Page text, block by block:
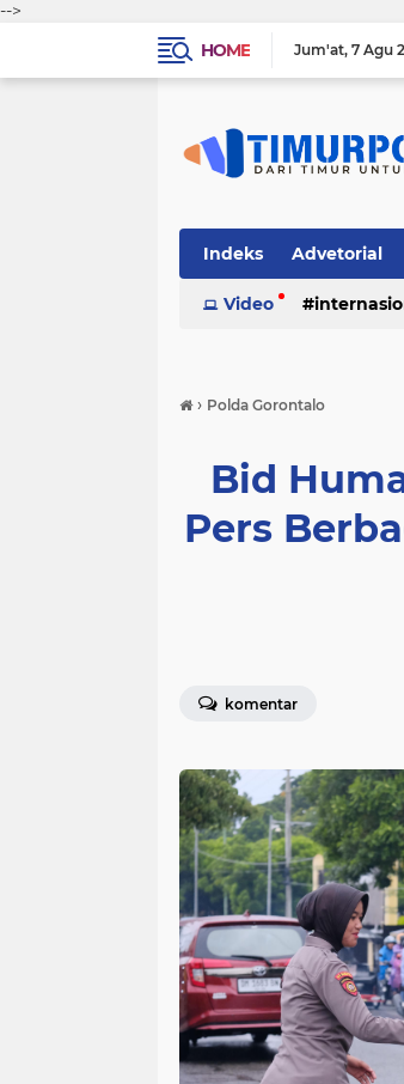
-->
HOME
Jum'at 7 Agu
Indeks Advetorial
Video
› Polda Gorontalo
Bid
Pers
komentar